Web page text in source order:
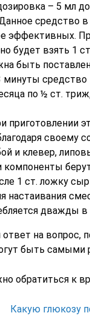
– 5 мл
средство
эффективных.
будет взять 1
быть
минуты
по ½ ст.
приготовлении
своему
и клевер,
компоненты
1 ст. ложку
настаивания
дважды в
на вопрос,
быть самыми
обратиться к
Какую глюкозу